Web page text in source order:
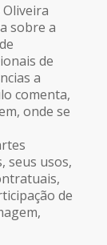
sobre a
de
a
comenta,
onde se
seus usos,
de